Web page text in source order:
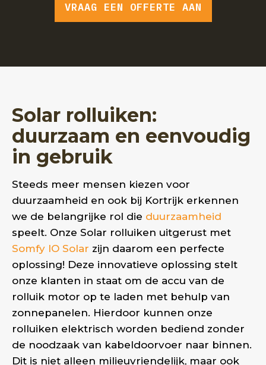
VRAAG EEN OFFERTE AAN
Solar rolluiken:
duurzaam en eenvoudig
in gebruik
Steeds meer mensen kiezen voor
duurzaamheid en ook bij Kortrijk erkennen
we de belangrijke rol die duurzaamheid
speelt. Onze Solar rolluiken uitgerust met
Somfy IO Solar zijn daarom een perfecte
oplossing! Deze innovatieve oplossing stelt
onze klanten in staat om de accu van de
rolluik motor op te laden met behulp van
zonnepanelen. Hierdoor kunnen onze
rolluiken elektrisch worden bediend zonder
de noodzaak van kabeldoorvoer naar binnen.
Dit is niet alleen milieuvriendelijk, maar ook